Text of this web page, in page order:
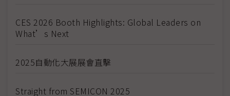
CES 2026 Booth Highlights: Global Leaders on
What’s Next
2025自動化大展展會直擊
Straight from SEMICON 2025